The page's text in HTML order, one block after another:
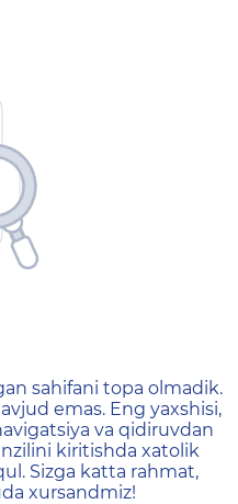
не
sahifani topa olmadik.
emas. Eng yaxshisi,
va qidiruvdan
kiritishda xatolik
Sizga katta rahmat,
xursandmiz!